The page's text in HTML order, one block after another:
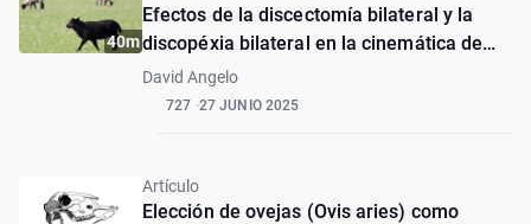
40m
Efectos de la discectomía bilateral y la
discopéxia bilateral en la cinemática de
rumiado de ovejas Merino negras:
TEMPOJIMS — fase 1 — estudio piloto
David Angelo
727 27 JUNIO 2025
Artículo
Elección de ovejas (Ovis aries) como